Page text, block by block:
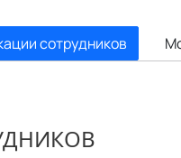
сотрудников